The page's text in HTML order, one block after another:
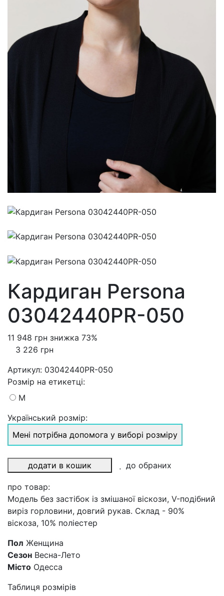
Кардиган Persona
03042440PR-050
11 948 грн знижка 73%
3 226 грн
Артикул: 03042440PR-050
Розмiр на етикетці:
M
Український розмір:
Мені потрібна допомога у виборі розміру
додати в кошик до обраних
про товар:
Модель без застібок із змішаної віскози, V-подібний
виріз горловини, довгий рукав. Склад - 90%
віскоза, 10% поліестер
Пол Женщина
Сезон Весна-Лето
Місто Одесса
Таблиця розмірів